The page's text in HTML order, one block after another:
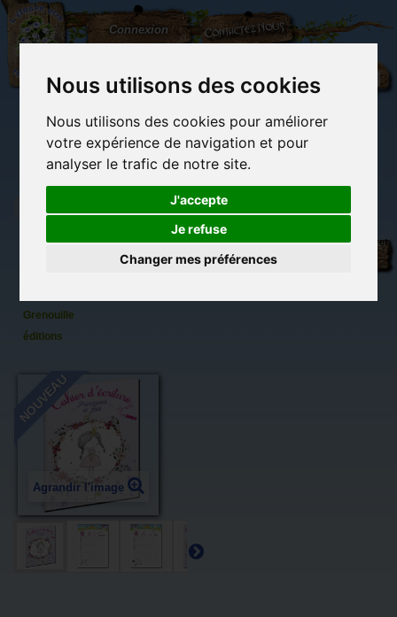
Nous utilisons des cookies
Nous utilisons des cookies pour améliorer
votre expérience de navigation et pour
analyser le trafic de notre site.
J'accepte
Je refuse
Changer mes préférences
L'Arbre
aux
100.000
Connexion Contactez-nous
(vide)
Librairie des
Carterie
originale
Activités
détente et jeux
Objets déco et
Grenouille
éditions
NOUVEAU
Agrandir l'image